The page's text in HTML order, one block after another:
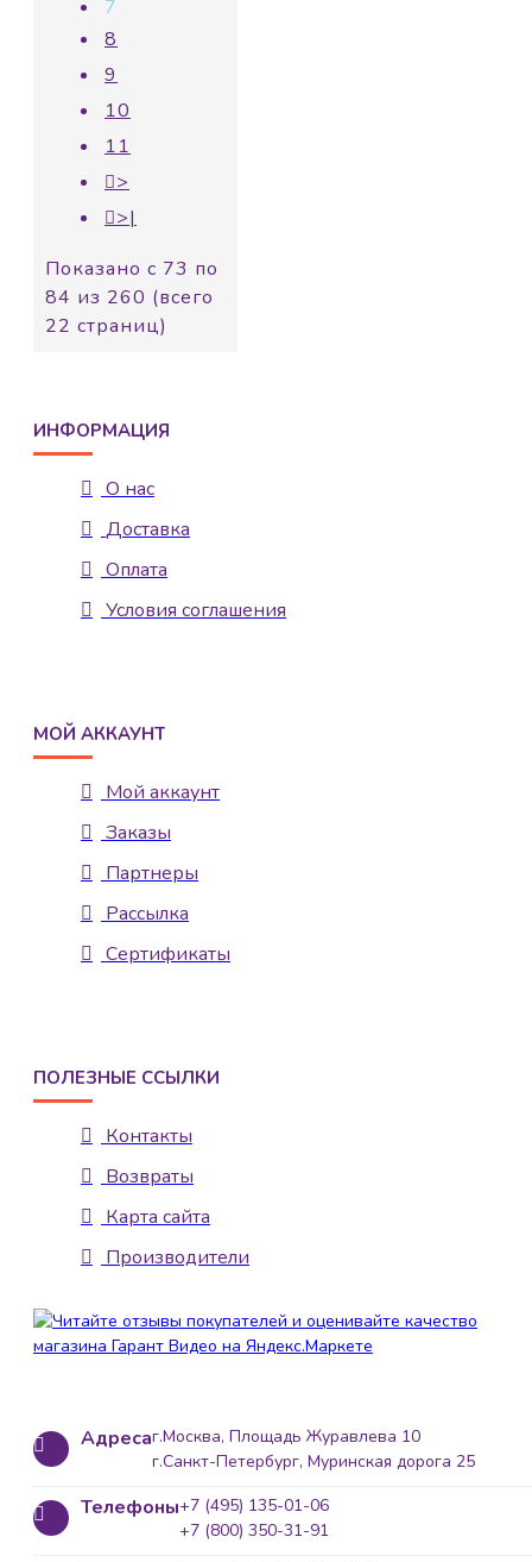
7
8
9
10
11
>
>|
Показано с 73 по
84 из 260 (всего
22 страниц)
ИНФОРМАЦИЯ
О нас
Доставка
Оплата
Условия соглашения
МОЙ АККАУНТ
Мой аккаунт
Заказы
Партнеры
Рассылка
Сертификаты
ПОЛЕЗНЫЕ ССЫЛКИ
Контакты
Возвраты
Карта сайта
Производители
Адресаг.Москва, Площадь Журавлева 10
г.Санкт-Петербург, Муринская дорога 25
Телефоны+7 (495) 135-01-06
+7 (800) 350-31-91